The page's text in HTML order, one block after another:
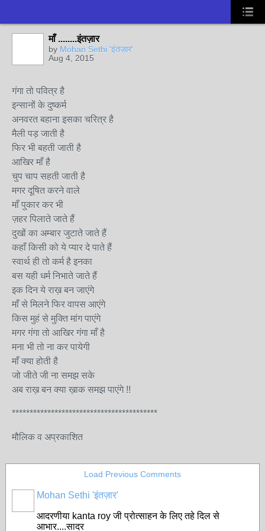
माँ ........इंतज़ार
by Mohan Sethi 'इंतज़ार'
Aug 4, 2015
गंगा तो पवित्र है
इन्सानों के दुष्कर्म
अनवरत बहाना इसका चरित्र है
मैली पड़ जाती है
फिर भी बहती जाती है
आखिर माँ है
चुप चाप सहती जाती है
मगर दूषित करने वाले
माँ पुकार कर भी
ज़हर पिलाते जाते हैं
दुखों का अम्बार जुटाते जाते हैं
कहाँ किसी को ये प्यार दे पाते हैं
स्वार्थ ही तो कर्म है इनका
बस यही धर्म निभाते जाते हैं
इक दिन ये राख़ बन जाएंगे
माँ से मिलने फिर वापस आएंगे
किस मुहं से मुक्ति मांग पाएंगे
मगर गंगा तो आखिर गंगा माँ है
मना भी तो ना कर पायेगी
माँ क्या होती है
जो जीते जी ना समझ सके
अब राख़ बन क्या ख़ाक समझ पाएंगे !!
*****************************************
मौलिक व अप्रकाशित
Load Previous Comments
Mohan Sethi 'इंतज़ार'
आदरणीया kanta roy जी प्रोत्साहन के लिए तहे दिल से
आभार....सादर